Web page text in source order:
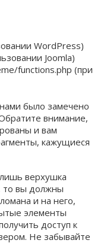
WordPress)
Joomla)
functions.php (при
было замечено
внимание,
и вам
кажущиеся
верхушка
то вы должны
и на него,
элементы
доступ к
Не забывайте